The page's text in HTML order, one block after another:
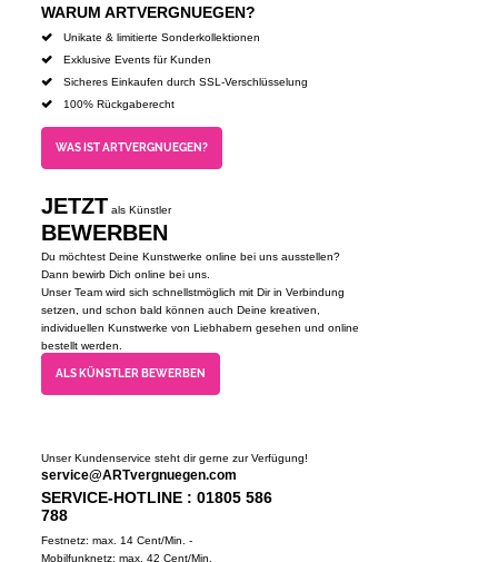
WARUM ARTVERGNUEGEN?
Unikate & limitierte Sonderkollektionen
Exklusive Events für Kunden
Sicheres Einkaufen durch SSL-Verschlüsselung
100% Rückgaberecht
WAS IST ARTVERGNUEGEN?
JETZT als Künstler
BEWERBEN
Du möchtest Deine Kunstwerke online bei uns ausstellen?
Dann bewirb Dich online bei uns.
Unser Team wird sich schnellstmöglich mit Dir in Verbindung
setzen, und schon bald können auch Deine kreativen,
individuellen Kunstwerke von Liebhabern gesehen und online
bestellt werden.
ALS KÜNSTLER BEWERBEN
Unser Kundenservice steht dir gerne zur Verfügung!
service@ARTvergnuegen.com
SERVICE-HOTLINE : 01805 586
788
Festnetz: max. 14 Cent/Min. -
Mobilfunknetz: max. 42 Cent/Min.